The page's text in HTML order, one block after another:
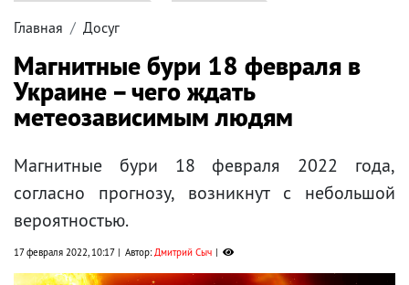
Главная Досуг
Магнитные бури 18 февраля в
Украине – чего ждать
метеозависимым людям
Магнитные бури 18 февраля 2022 года,
согласно прогнозу, возникнут с небольшой
вероятностью.
17 февраля 2022, 10:17 Автор:Дмитрий Сыч